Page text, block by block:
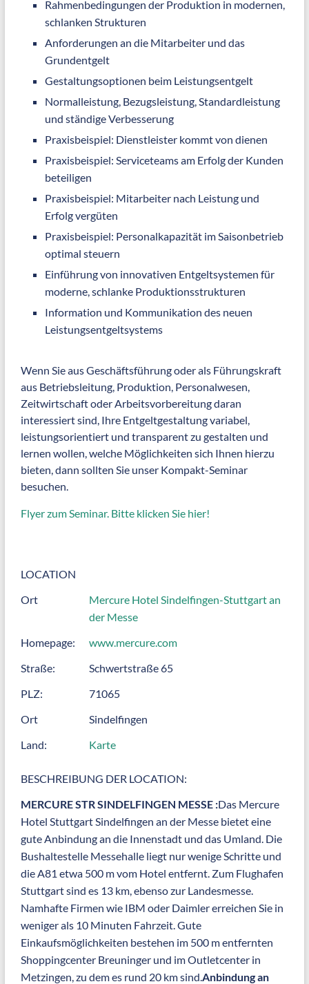
Rahmenbedingungen der Produktion in modernen,
schlanken Strukturen
Anforderungen an die Mitarbeiter und das
Grundentgelt
Gestaltungsoptionen beim Leistungsentgelt
Normalleistung, Bezugsleistung, Standardleistung
und ständige Verbesserung
Praxisbeispiel: Dienstleister kommt von dienen
Praxisbeispiel: Serviceteams am Erfolg der Kunden
beteiligen
Praxisbeispiel: Mitarbeiter nach Leistung und
Erfolg vergüten
Praxisbeispiel: Personalkapazität im Saisonbetrieb
optimal steuern
Einführung von innovativen Entgeltsystemen für
moderne, schlanke Produktionsstrukturen
Information und Kommunikation des neuen
Leistungsentgeltsystems
Wenn Sie aus Geschäftsführung oder als Führungskraft
aus Betriebsleitung, Produktion, Personalwesen,
Zeitwirtschaft oder Arbeitsvorbereitung daran
interessiert sind, Ihre Entgeltgestaltung variabel,
leistungsorientiert und transparent zu gestalten und
lernen wollen, welche Möglichkeiten sich Ihnen hierzu
bieten, dann sollten Sie unser Kompakt-Seminar
besuchen.
Flyer zum Seminar. Bitte klicken Sie hier!
LOCATION
Ort
Mercure Hotel Sindelfingen-Stuttgart an
der Messe
Homepage:
www.mercure.com
Straße:
Schwertstraße 65
PLZ:
71065
Ort
Sindelfingen
Land:
Karte
BESCHREIBUNG DER LOCATION:
MERCURE STR SINDELFINGEN MESSE :Das Mercure
Hotel Stuttgart Sindelfingen an der Messe bietet eine
gute Anbindung an die Innenstadt und das Umland. Die
Bushaltestelle Messehalle liegt nur wenige Schritte und
die A81 etwa 500 m vom Hotel entfernt. Zum Flughafen
Stuttgart sind es 13 km, ebenso zur Landesmesse.
Namhafte Firmen wie IBM oder Daimler erreichen Sie in
weniger als 10 Minuten Fahrzeit. Gute
Einkaufsmöglichkeiten bestehen im 500 m entfernten
Shoppingcenter Breuninger und im Outletcenter in
Metzingen, zu dem es rund 20 km sind.Anbindung an